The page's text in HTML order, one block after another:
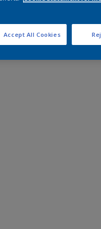
Accept All Cookies